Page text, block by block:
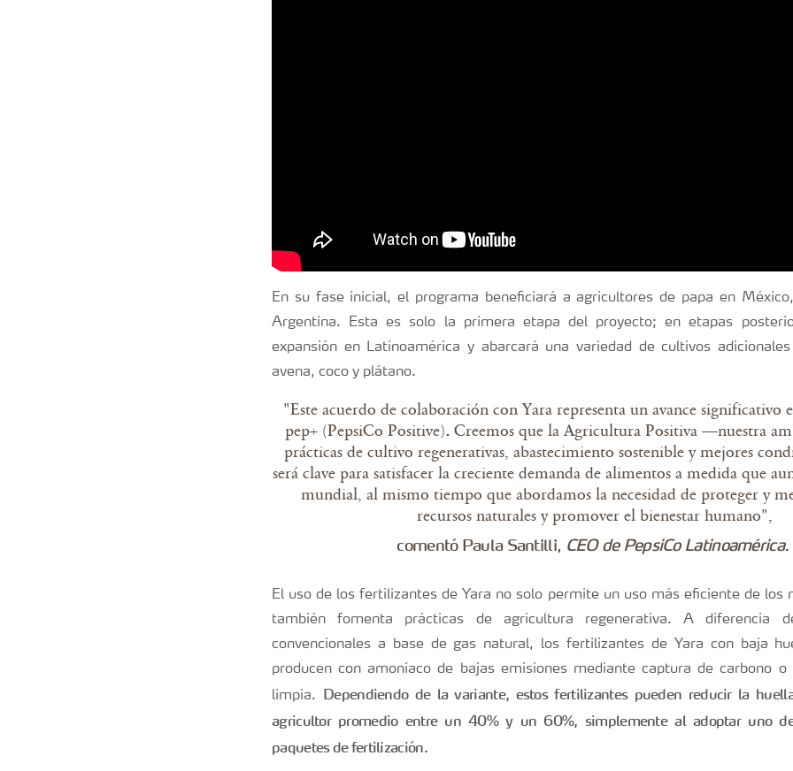
En su fase inicial, el programa beneficiará a agricultores de papa en
Argentina. Esta es solo la primera etapa del proyecto; en etapas
expansión en Latinoamérica y abarcará una variedad de cultivos
avena, coco y plátano.
"Este acuerdo de colaboración con Yara representa un avance significativo
pep+ (PepsiCo Positive). Creemos que la Agricultura Positiva —nuestra
prácticas de cultivo regenerativas, abastecimiento sostenible y mejores
será clave para satisfacer la creciente demanda de alimentos a medida que
mundial, al mismo tiempo que abordamos la necesidad de proteger y
recursos naturales y promover el bienestar humano",
comentó Paula Santilli, CEO de PepsiCo Latinoamérica.
El uso de los fertilizantes de Yara no solo permite un uso más eficiente de los
también fomenta prácticas de agricultura regenerativa. A diferencia
convencionales a base de gas natural, los fertilizantes de Yara con baja
producen con amoníaco de bajas emisiones mediante captura de carbono
limpia. Dependiendo de la variante, estos fertilizantes pueden reducir la
agricultor promedio entre un 40% y un 60%, simplemente al adoptar uno
paquetes de fertilización.